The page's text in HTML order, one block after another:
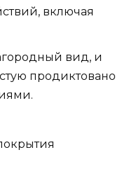
включая
вид, и
продиктовано